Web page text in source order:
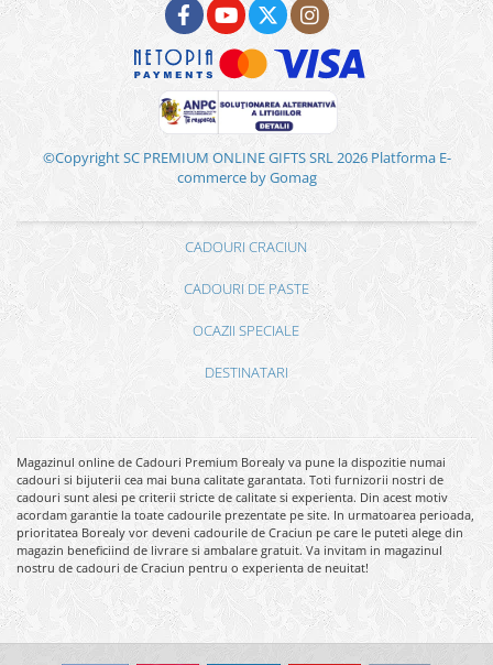
©Copyright SC PREMIUM ONLINE GIFTS SRL 2026 Platforma E-
commerce by Gomag
CADOURI CRACIUN
CADOURI DE PASTE
OCAZII SPECIALE
DESTINATARI
Magazinul online de Cadouri Premium Borealy va pune la dispozitie numai
cadouri si bijuterii cea mai buna calitate garantata. Toti furnizorii nostri de
cadouri sunt alesi pe criterii stricte de calitate si experienta. Din acest motiv
acordam garantie la toate cadourile prezentate pe site. In urmatoarea perioada,
prioritatea Borealy vor deveni cadourile de Craciun pe care le puteti alege din
magazin beneficiind de livrare si ambalare gratuit. Va invitam in magazinul
nostru de cadouri de Craciun pentru o experienta de neuitat!